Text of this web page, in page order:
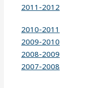
2011-2012
2010-2011
2009-2010
2008-2009
2007-2008